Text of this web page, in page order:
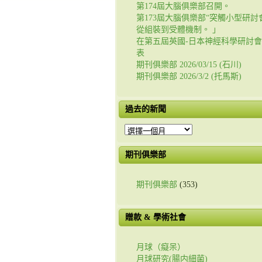
第174屆大腦俱樂部召開。
第173屆大腦俱樂部“突觸小型研討
從組裝到受體機制。 」
在第五屆英國-日本神經科學研討
表
期刊俱樂部 2026/03/15 (石川)
期刊俱樂部 2026/3/2 (托馬斯)
過去的新聞
過
的
新
期刊俱樂部
期刊俱樂部 (353)
贈款 & 學術社會
月球（癡呆）
月球研究(腸内細菌)